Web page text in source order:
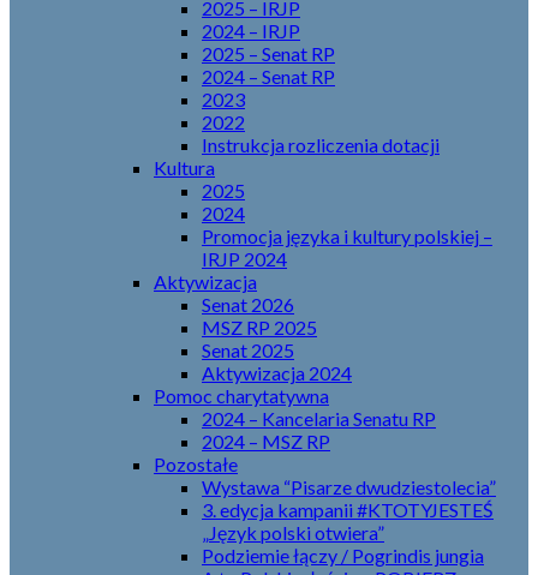
2025 – IRJP
2024 – IRJP
2025 – Senat RP
2024 – Senat RP
2023
2022
Instrukcja rozliczenia dotacji
Kultura
2025
2024
Promocja języka i kultury polskiej –
IRJP 2024
Aktywizacja
Senat 2026
MSZ RP 2025
Senat 2025
Aktywizacja 2024
Pomoc charytatywna
2024 – Kancelaria Senatu RP
2024 – MSZ RP
Pozostałe
Wystawa “Pisarze dwudziestolecia”
3. edycja kampanii #KTOTYJESTEŚ
„Język polski otwiera”
Podziemie łączy / Pogrindis jungia